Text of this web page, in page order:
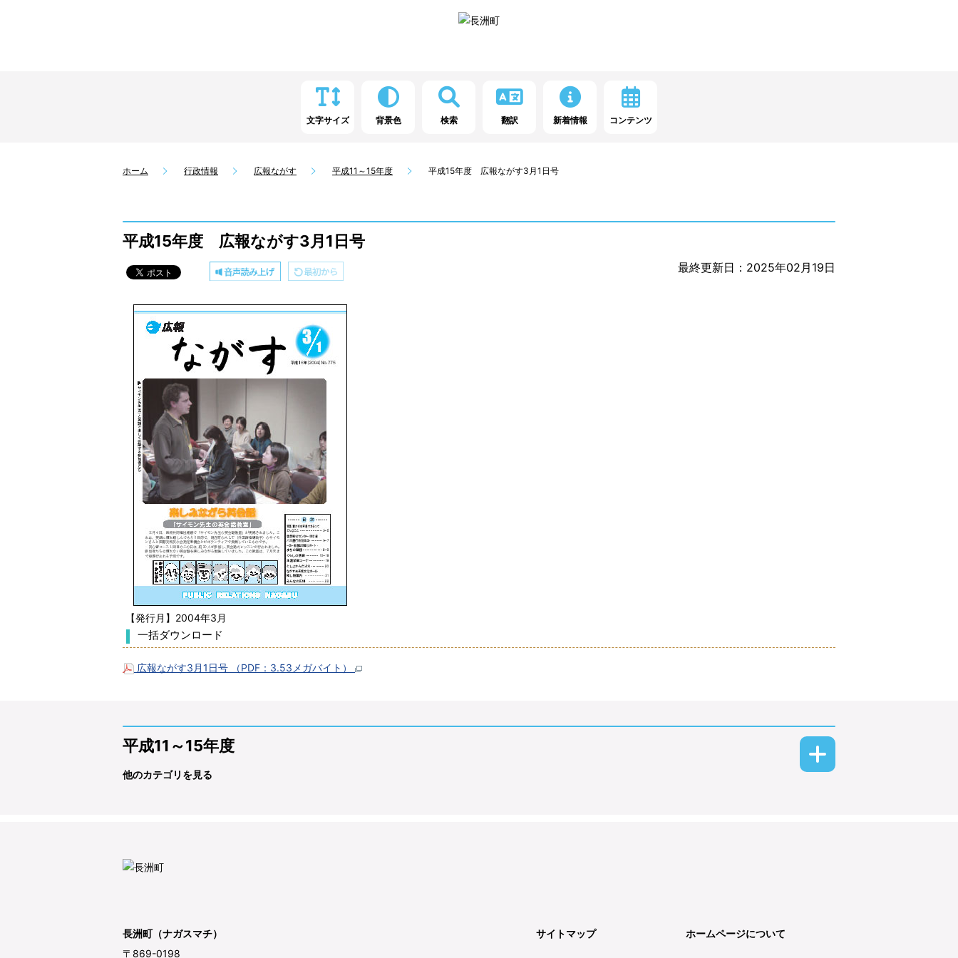
文字サイズ 背景色 検索 翻訳 新着情報 コンテンツ
ホーム 行政情報 広報ながす 平成11～15年度 平成15年度 広報ながす3月1日号
平成15年度 広報ながす3月1日号
最終更新日：2025年02月19日
【発行月】2004年3月
一括ダウンロード
広報ながす3月1日号 （PDF：3.53メガバイト）
平成11～15年度
他のカテゴリを見る
長洲町（ナガスマチ）
〒869-0198
サイトマップ ホームページについて